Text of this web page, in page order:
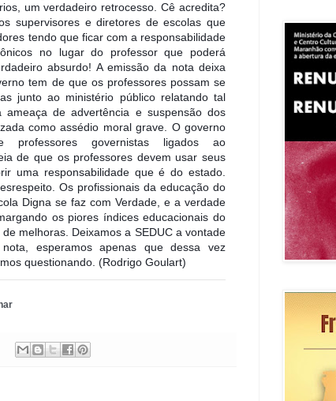
um verdadeiro retrocesso. Cê acredita?
supervisores e diretores de escolas que
tendo que ficar com a responsabilidade
no lugar do professor que poderá
absurdo! A emissão da nota deixa
tem de que os professores possam se
junto ao ministério público relatando tal
ameaça de advertência e suspensão dos
como assédio moral grave. O governo
professores governistas ligados ao
de que os professores devem usar seus
uma responsabilidade que é do estado.
Os profissionais da educação do
Digna se faz com Verdade, e a verdade
os piores índices educacionais do
melhoras. Deixamos a SEDUC a vontade
esperamos apenas que dessa vez
questionando. (Rodrigo Goulart)